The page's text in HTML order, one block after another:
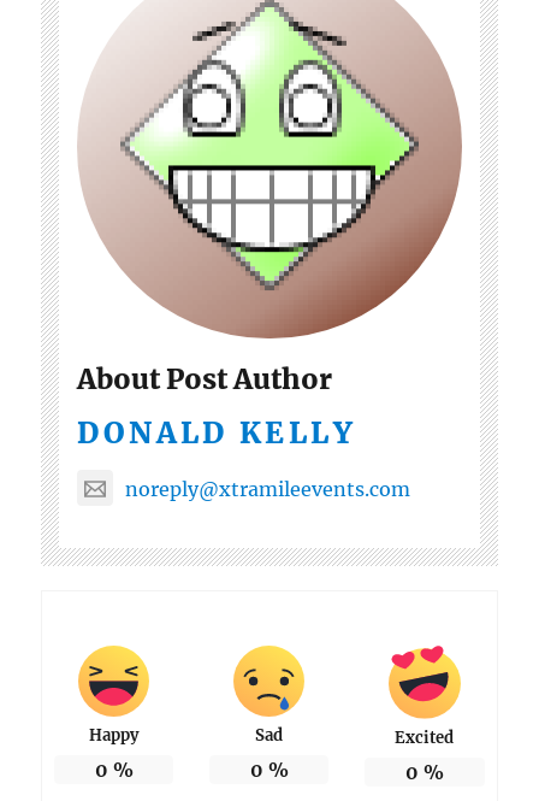
About Post Author
DONALD KELLY
noreply@xtramileevents.com
Happy
0 %
Sad
0 %
Excited
0 %